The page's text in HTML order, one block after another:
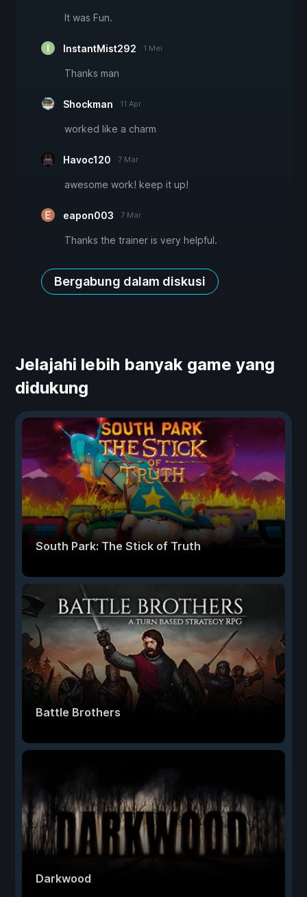
It was Fun.
InstantMist292 1 Mei
Thanks man
Shockman 11 Apr
worked like a charm
Havoc120 7 Mar
awesome work! keep it up!
eapon003 7 Mar
Thanks the trainer is very helpful.
Bergabung dalam diskusi
Jelajahi lebih banyak game yang
didukung
South Park: The Stick of Truth
Battle Brothers
Darkwood